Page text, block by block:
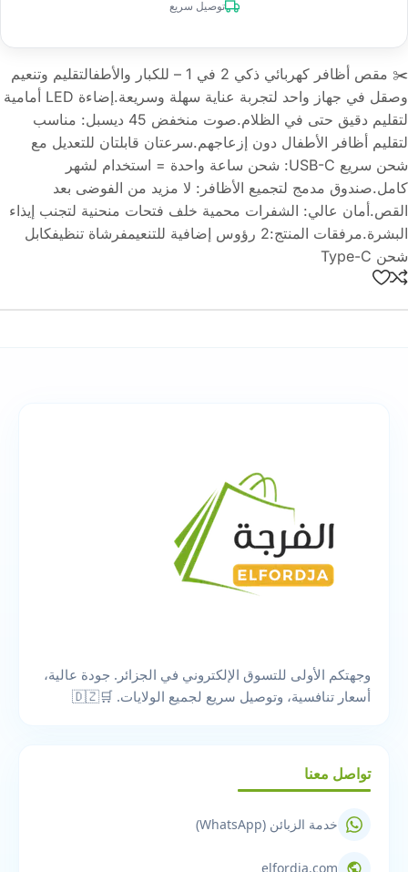
توصيل سريع
✂️ مقص أظافر كهربائي ذكي 2 في 1 – للكبار والأطفالتقليم وتنعيم
وصقل في جهاز واحد لتجربة عناية سهلة وسريعة.إضاءة LED أمامية
لتقليم دقيق حتى في الظلام.صوت منخفض 45 ديسبل: مناسب
لتقليم أظافر الأطفال دون إزعاجهم.سرعتان قابلتان للتعديل مع
شحن سريع USB-C: شحن ساعة واحدة = استخدام لشهر
كامل.صندوق مدمج لتجميع الأظافر: لا مزيد من الفوضى بعد
القص.أمان عالي: الشفرات محمية خلف فتحات منحنية لتجنب إيذاء
البشرة.مرفقات المنتج:2 رؤوس إضافية للتنعيمفرشاة تنظيفكابل
شحن Type-C
وجهتكم الأولى للتسوق الإلكتروني في الجزائر. جودة عالية،
أسعار تنافسية، وتوصيل سريع لجميع الولايات. 🛒🇩🇿
تواصل معنا
خدمة الزبائن (WhatsApp)
elfordja.com